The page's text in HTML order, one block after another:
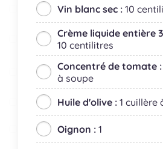
Vin blanc sec : 10
Crème liquide entière
10 centilitres
Concentré de tomate :
à soupe
Huile d'olive : 1 cuillère
Oignon : 1